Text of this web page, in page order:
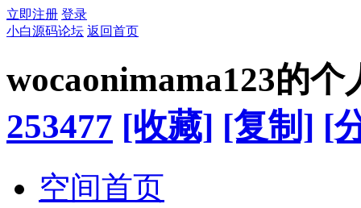
立即注册 登录
小白源码论坛 返回首页
wocaonimama123的个
253477 [收藏] [复制] [
空间首页